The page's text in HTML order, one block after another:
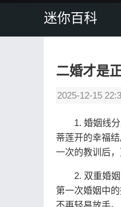
迷你百科
二婚才是
2025-12-15
1. 婚姻线分
蒂莲开的幸福
一次的教训后
2. 双重婚姻
第一次婚姻中
不再轻易放手。